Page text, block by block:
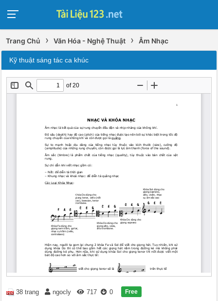
Trang Chủ › Văn Hóa - Nghệ Thuật › Âm Nhạc
Kỹ thuật sáng tác ca khúc
38 trang ngocly 717 0 Free